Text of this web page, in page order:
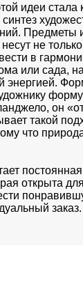
идеи стала
Предметы
не
в
или сада,
энергией.
он
такой
что
открыта
заказ.